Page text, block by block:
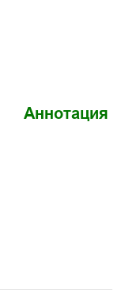
Аннотация